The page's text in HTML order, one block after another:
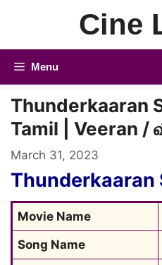
Cine
Menu
Thunderkaaran
Tamil | Veeran /
March 31, 2023
Thunderkaaran
Movie Name
Song Name